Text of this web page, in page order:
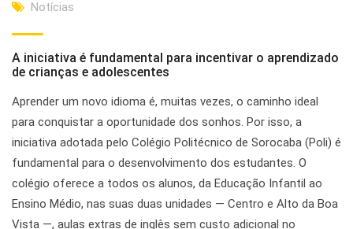
Notícias
A iniciativa é fundamental para incentivar o aprendizado
de crianças e adolescentes
Aprender um novo idioma é, muitas vezes, o caminho ideal
para conquistar a oportunidade dos sonhos. Por isso, a
iniciativa adotada pelo Colégio Politécnico de Sorocaba (Poli) é
fundamental para o desenvolvimento dos estudantes. O
colégio oferece a todos os alunos, da Educação Infantil ao
Ensino Médio, nas suas duas unidades — Centro e Alto da Boa
Vista —, aulas extras de inglês sem custo adicional no